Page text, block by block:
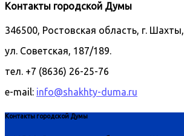
Контакты городской Думы
346500, Ростовская область, г. Шахты,
ул. Советская, 187/189.
тел. +7 (8636) 26-25-76
e-mail: info@shakhty-duma.ru
Контакты городской Думы